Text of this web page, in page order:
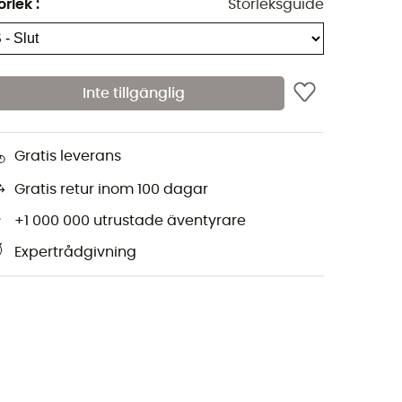
: Storleksguide
Inte tillgänglig
Gratis leverans
Gratis retur inom 100 dagar
+1 000 000 utrustade äventyrare
Expertrådgivning